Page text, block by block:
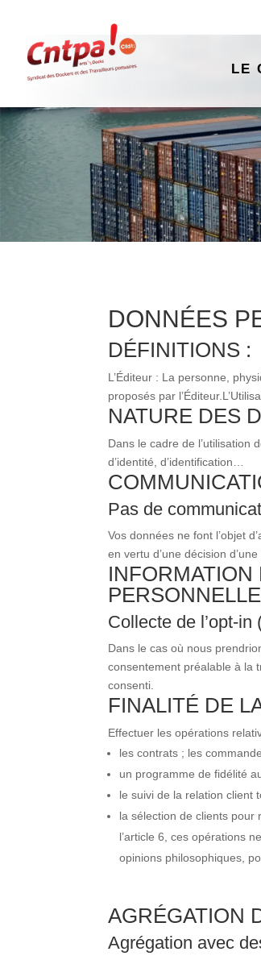
LE
DONNÉES
DÉFINITIONS :
L’Éditeur : La personne,
proposés par l’Éditeur.
NATURE DES
Dans le cadre de l’utilisation
d’identité, d’identification…
Pas de
Vos données ne font l’objet
en vertu d’une décision
Collecte de l’opt-
Dans le cas où nous
consentement préalable à la
consenti.
FINALITÉ DE
Effectuer les opérations
les contrats ; les
un programme de fidélité
le suivi de la relation client
la sélection de clients pour
l’article 6, ces opérations
opinions philosophiques,
AGRÉGATION
Agrégation avec